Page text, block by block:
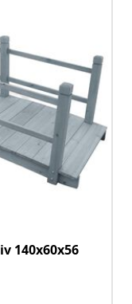
140x60x56